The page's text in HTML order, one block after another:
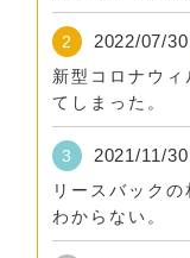
2 2022/07/30
新型コロナウ
てしまった。
3 2021/11/30
リースバック
わからない。